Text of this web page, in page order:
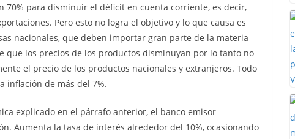
70% para disminuir el déficit en cuenta corriente, es decir,
Pero esto no logra el objetivo y lo que causa es
nacionales, que deben importar gran parte de la materia
que los precios de los productos disminuyan por lo tanto no
el precio de los productos nacionales y extranjeros. Todo
inflación de más del 7%.
explicado en el párrafo anterior, el banco emisor
Aumenta la tasa de interés alrededor del 10%, ocasionando